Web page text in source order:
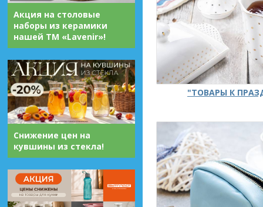
Акция на столовые
наборы из керамики
нашей ТМ «Lavenir»!
Снижение цен на
кувшины из стекла!
"ТОВАРЫ К